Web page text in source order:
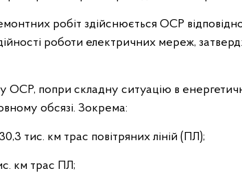
робіт здійснюється ОСР
роботи електричних мереж,
ОСР, попри складну ситуацію в
обсязі. Зокрема:
тис. км трас повітряних ліній (ПЛ);
км трас ПЛ;